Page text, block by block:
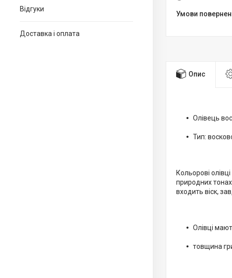
Відгуки
Доставка і оплата
Опис
Олівець
Тип:
Кольорові
природних
входить віск,
Олівці
товщина